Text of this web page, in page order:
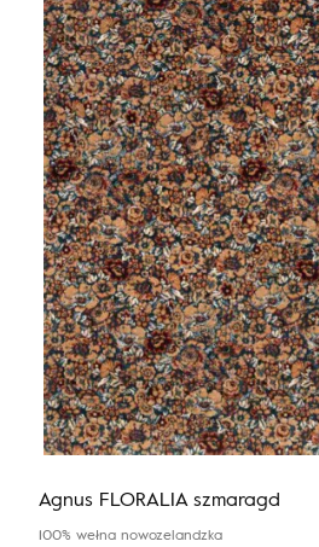
Agnus FLORALIA szmaragd
100% wełna nowozelandzka